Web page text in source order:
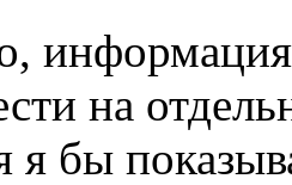
информация
на
я бы